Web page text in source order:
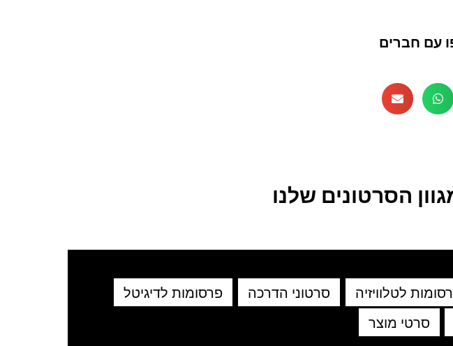
עם חברים
הסרטונים שלנו
לטלוויזיה סרטוני הדרכה
פרסומות לדיגיטל
סרטי מוצר